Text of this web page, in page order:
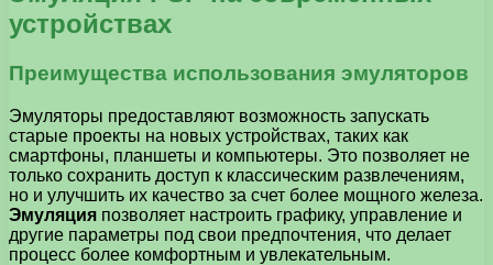
устройствах
Преимущества использования эмуляторов
Эмуляторы предоставляют возможность запускать
старые проекты на новых устройствах, таких как
смартфоны, планшеты и компьютеры. Это позволяет не
только сохранить доступ к классическим развлечениям,
но и улучшить их качество за счет более мощного железа.
Эмуляция позволяет настроить графику, управление и
другие параметры под свои предпочтения, что делает
процесс более комфортным и увлекательным.